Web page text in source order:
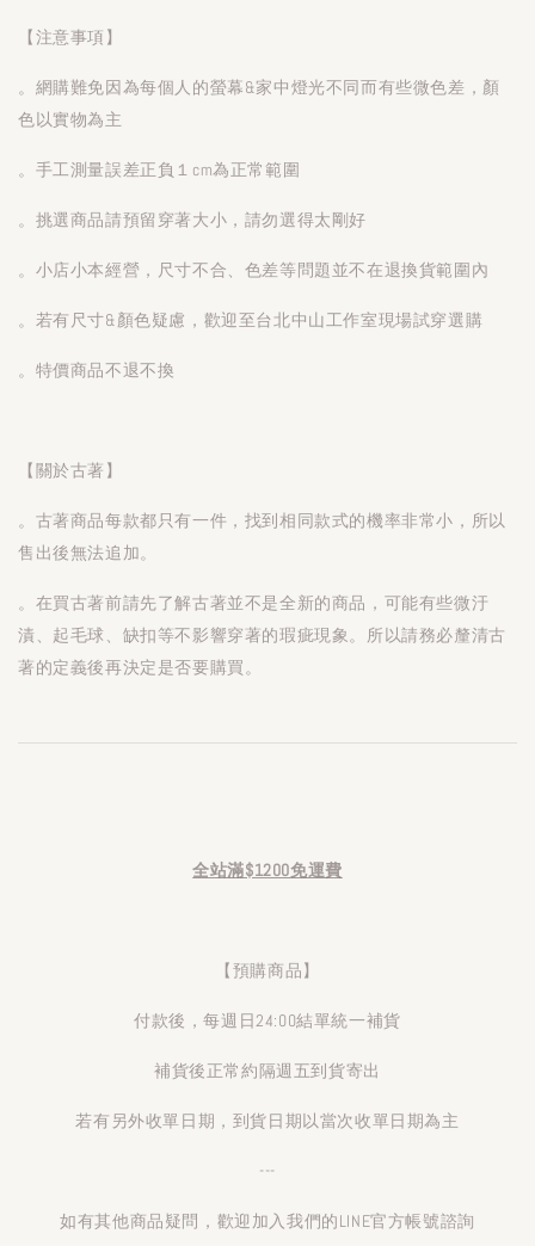
【注意事項】
。網購難免因為每個人的螢幕&家中燈光不同而有些微色差，顏
色以實物為主
。手工測量誤差正負１cm為正常範圍
。挑選商品請預留穿著大小，請勿選得太剛好
。小店小本經營，尺寸不合、色差等問題並不在退換貨範圍內
。若有尺寸&顏色疑慮，歡迎至台北中山工作室現場試穿選購
。特價商品不退不換
【關於古著】
。古著商品每款都只有一件，找到相同款式的機率非常小，所以
售出後無法追加。
。在買古著前請先了解古著並不是全新的商品，可能有些微汙
漬、起毛球、缺扣等不影響穿著的瑕疵現象。所以請務必釐清古
著的定義後再決定是否要購買。
全站滿$1200免運費
【預購商品】
付款後，每週日24:00結單統一補貨
補貨後正常約隔週五到貨寄出
若有另外收單日期，到貨日期以當次收單日期為主
---
如有其他商品疑問，歡迎加入我們的LINE官方帳號諮詢